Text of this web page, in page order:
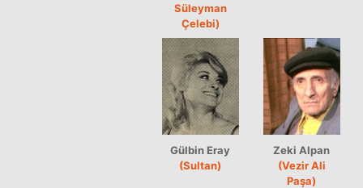
Süleyman
Çelebi)
Gülbin Eray
(Sultan)
Zeki Alpan
(Vezir Ali
Paşa)